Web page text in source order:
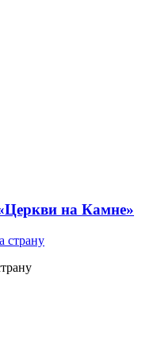
на Камне»